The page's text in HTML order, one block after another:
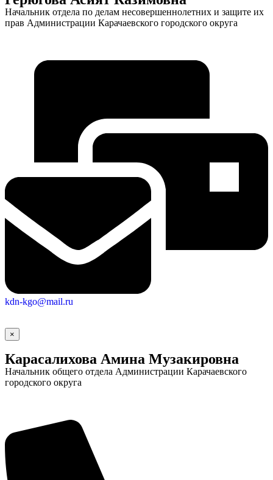
Начальник отдела по делам несовершеннолетних и защите их
прав Администрации Карачаевского городского округа
kdn-kgo@mail.ru
×
Карасалихова Амина Музакировна
Начальник общего отдела Администрации Карачаевского
городского округа